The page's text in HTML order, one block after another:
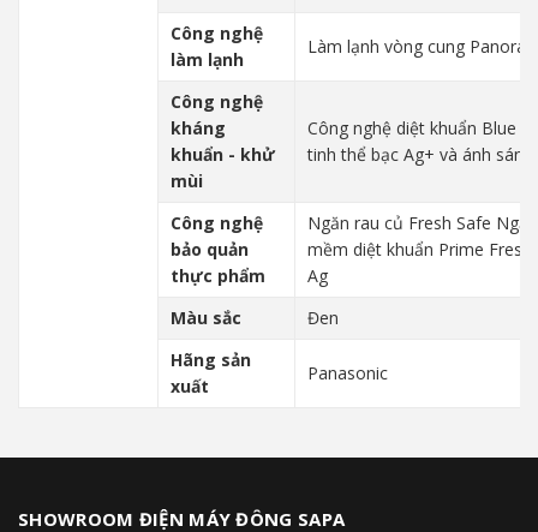
Công nghệ
làm lạnh
Làm lạnh vòng cung
Công nghệ
kháng
khuẩn - khử
mùi
Công nghệ diệt khuẩn Blue
tinh thể bạc Ag+ và ánh sáng
Công nghệ
bảo quản
thực phẩm
Ngăn rau củ Fresh Safe
mềm diệt khuẩn Prime
Ag
Màu sắc
Đen
Hãng sản
xuất
Panasonic
SHOWROOM ĐIỆN MÁY ĐÔNG SAPA